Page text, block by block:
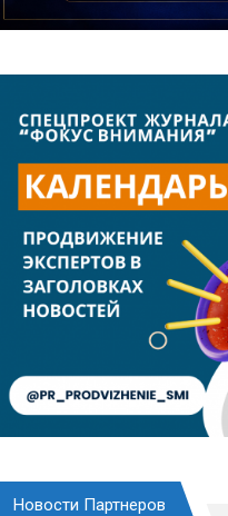
Новости Партнеров